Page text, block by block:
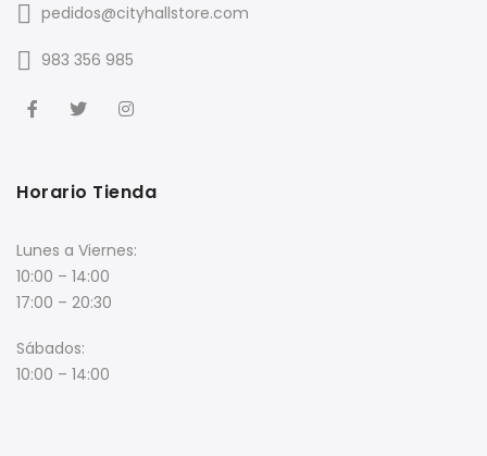
pedidos@cityhallstore.com
983 356 985
Horario Tienda
Lunes a Viernes:
10:00 – 14:00
17:00 – 20:30
Sábados:
10:00 – 14:00